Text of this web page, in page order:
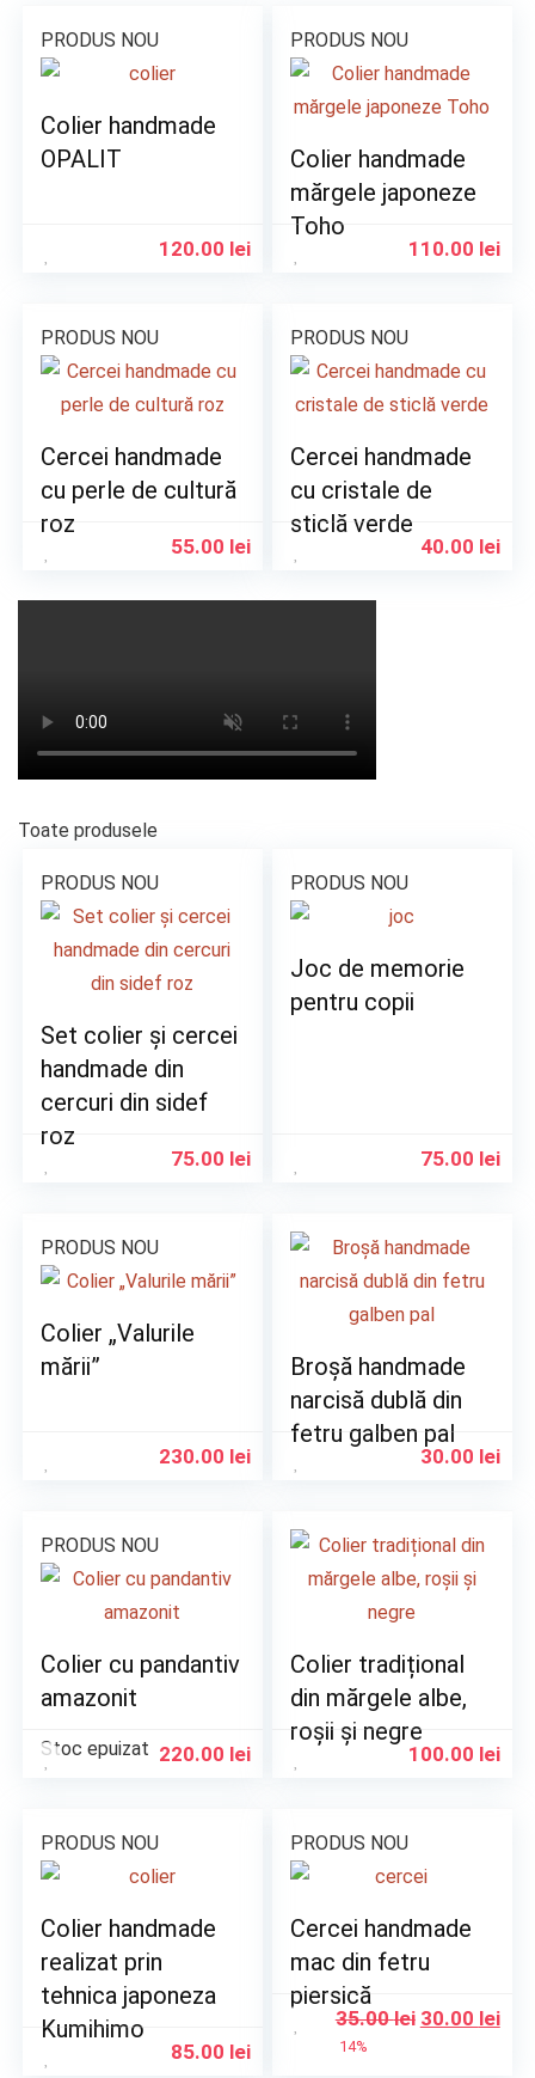
PRODUS NOU
Colier handmade
OPALIT
120.00 lei
PRODUS NOU
Colier handmade
mărgele japoneze
Toho
110.00 lei
PRODUS NOU
Cercei handmade
cu perle de cultură
roz
55.00 lei
PRODUS NOU
Cercei handmade
cu cristale de
sticlă verde
40.00 lei
Toate produsele
PRODUS NOU
Set colier și cercei
handmade din
cercuri din sidef
roz
75.00 lei
PRODUS NOU
Joc de memorie
pentru copii
75.00 lei
PRODUS NOU
Colier „Valurile
mării”
230.00 lei
Broșă handmade
narcisă dublă din
fetru galben pal
30.00 lei
PRODUS NOU
Colier cu pandantiv
amazonit
Stoc epuizat 220.00 lei
Colier tradițional
din mărgele albe,
roșii și negre
100.00 lei
PRODUS NOU
Colier handmade
realizat prin
tehnica japoneza
Kumihimo
85.00 lei
PRODUS NOU
Cercei handmade
mac din fetru
piersică
35.00lei 30.00 lei
14%